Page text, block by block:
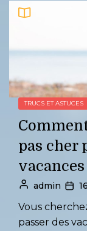
TRUCS ET ASTUCES
pas cher
admin
Vous
passer des